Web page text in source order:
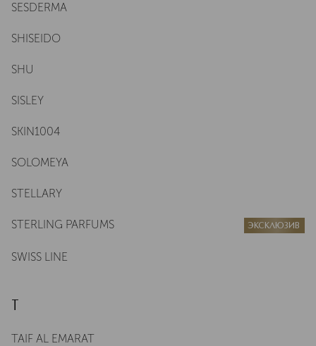
SESDERMA
SHISEIDO
SHU
SISLEY
SKIN1004
SOLOMEYA
STELLARY
STERLING PARFUMS ЭКСКЛЮЗИВ
SWISS LINE
T
TAIF AL EMARAT